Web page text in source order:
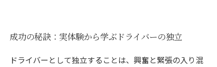
成功の秘訣：実体験から学ぶドライバーの独立
ドライバーとして独立することは、興奮と緊張の入り混